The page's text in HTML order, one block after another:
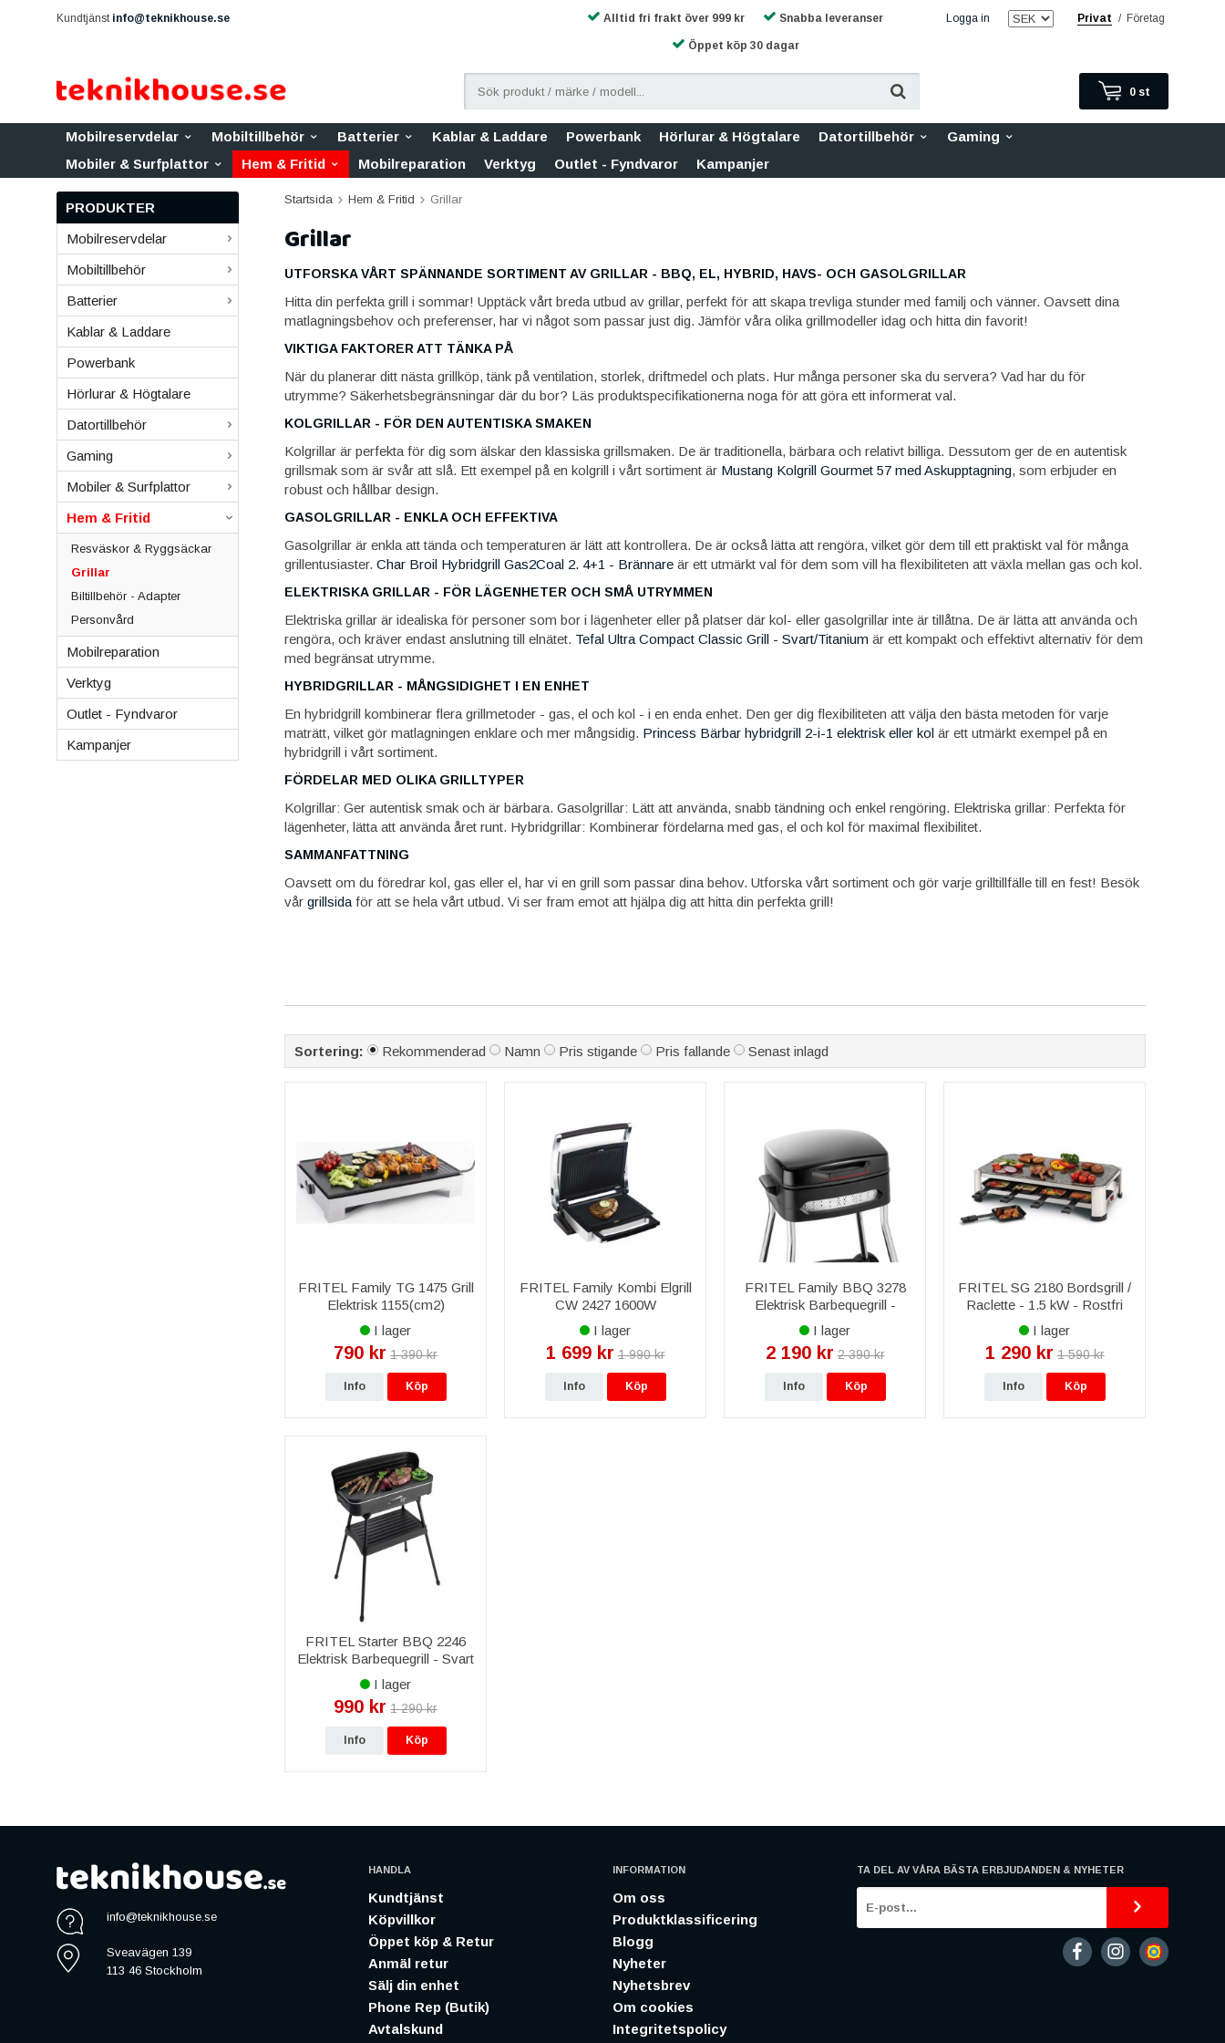
Kundtjänst info@teknikhouse.se Logga in Privat / Företag
Alltid fri frakt över 999 kr Snabba leveranser
Öppet köp 30 dagar
0 st
Mobilreservdelar Mobiltillbehör Batterier Kablar & Laddare Powerbank Hörlurar & Högtalare Datortillbehör
Gaming
Mobiler & Surfplattor
Hem & Fritid Mobilreparation Verktyg Outlet - Fyndvaror Kampanjer
PRODUKTER
Mobilreservdelar
Mobiltillbehör
Batterier
Kablar & Laddare
Powerbank
Hörlurar & Högtalare
Datortillbehör
Gaming
Mobiler & Surfplattor
Hem & Fritid
Resväskor & Ryggsäckar
Grillar
Biltillbehör - Adapter
Personvård
Mobilreparation
Verktyg
Outlet - Fyndvaror
Kampanjer
Startsida Hem & Fritid Grillar
Grillar
UTFORSKA VÅRT SPÄNNANDE SORTIMENT AV GRILLAR - BBQ, EL, HYBRID, HAVS- OCH GASOLGRILLAR
Hitta din perfekta grill i sommar! Upptäck vårt breda utbud av grillar, perfekt för att skapa trevliga stunder med familj och vänner. Oavsett dina
matlagningsbehov och preferenser, har vi något som passar just dig. Jämför våra olika grillmodeller idag och hitta din favorit!
VIKTIGA FAKTORER ATT TÄNKA PÅ
När du planerar ditt nästa grillköp, tänk på ventilation, storlek, driftmedel och plats. Hur många personer ska du servera? Vad har du för
utrymme? Säkerhetsbegränsningar där du bor? Läs produktspecifikationerna noga för att göra ett informerat val.
KOLGRILLAR - FÖR DEN AUTENTISKA SMAKEN
Kolgrillar är perfekta för dig som älskar den klassiska grillsmaken. De är traditionella, bärbara och relativt billiga. Dessutom ger de en autentisk
grillsmak som är svår att slå. Ett exempel på en kolgrill i vårt sortiment är Mustang Kolgrill Gourmet 57 med Askupptagning, som erbjuder en
robust och hållbar design.
GASOLGRILLAR - ENKLA OCH EFFEKTIVA
Gasolgrillar är enkla att tända och temperaturen är lätt att kontrollera. De är också lätta att rengöra, vilket gör dem till ett praktiskt val för många
grillentusiaster. Char Broil Hybridgrill Gas2Coal 2. 4+1 - Brännare är ett utmärkt val för dem som vill ha flexibiliteten att växla mellan gas och kol.
ELEKTRISKA GRILLAR - FÖR LÄGENHETER OCH SMÅ UTRYMMEN
Elektriska grillar är idealiska för personer som bor i lägenheter eller på platser där kol- eller gasolgrillar inte är tillåtna. De är lätta att använda och
rengöra, och kräver endast anslutning till elnätet. Tefal Ultra Compact Classic Grill - Svart/Titanium är ett kompakt och effektivt alternativ för dem
med begränsat utrymme.
HYBRIDGRILLAR - MÅNGSIDIGHET I EN ENHET
En hybridgrill kombinerar flera grillmetoder - gas, el och kol - i en enda enhet. Den ger dig flexibiliteten att välja den bästa metoden för varje
maträtt, vilket gör matlagningen enklare och mer mångsidig. Princess Bärbar hybridgrill 2-i-1 elektrisk eller kol är ett utmärkt exempel på en
hybridgrill i vårt sortiment.
FÖRDELAR MED OLIKA GRILLTYPER
Kolgrillar: Ger autentisk smak och är bärbara. Gasolgrillar: Lätt att använda, snabb tändning och enkel rengöring. Elektriska grillar: Perfekta för
lägenheter, lätta att använda året runt. Hybridgrillar: Kombinerar fördelarna med gas, el och kol för maximal flexibilitet.
SAMMANFATTNING
Oavsett om du föredrar kol, gas eller el, har vi en grill som passar dina behov. Utforska vårt sortiment och gör varje grilltillfälle till en fest! Besök
vår grillsida för att se hela vårt utbud. Vi ser fram emot att hjälpa dig att hitta din perfekta grill!
Sortering: Rekommenderad Namn Pris stigande Pris fallande Senast inlagd
FRITEL Family TG 1475 Grill
Elektrisk 1155(cm2)
I lager
790 kr 1 390 kr
Info Köp
FRITEL Family Kombi Elgrill
CW 2427 1600W
I lager
1 699 kr 1 990 kr
Info Köp
FRITEL Family BBQ 3278
Elektrisk Barbequegrill -
Röd/Svart
I lager
2 190 kr 2 390 kr
Info Köp
FRITEL SG 2180 Bordsgrill /
Raclette - 1.5 kW - Rostfri
stålkrom/svart
I lager
1 290 kr 1 590 kr
Info Köp
FRITEL Starter BBQ 2246
Elektrisk Barbequegrill - Svart
I lager
990 kr 1 290 kr
Info Köp
info@teknikhouse.se
Sveavägen 139
113 46 Stockholm
HANDLA
Kundtjänst
Köpvillkor
Öppet köp & Retur
Anmäl retur
Sälj din enhet
Phone Rep (Butik)
Avtalskund
INFORMATION
Om oss
Produktklassificering
Blogg
Nyheter
Nyhetsbrev
Om cookies
Integritetspolicy
TA DEL AV VÅRA BÄSTA ERBJUDANDEN & NYHETER